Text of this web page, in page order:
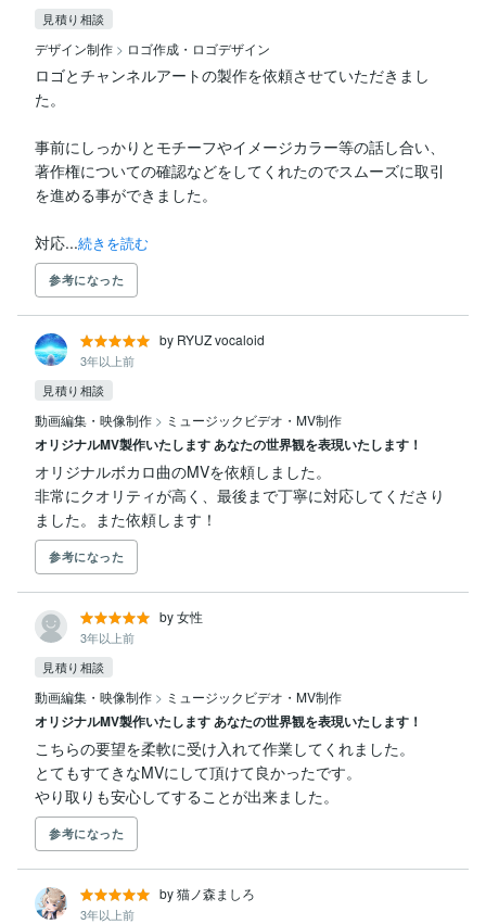
見積り相談
デザイン制作 > ロゴ作成・ロゴデザイン
ロゴとチャンネルアートの製作を依頼させていただきまし
た。
事前にしっかりとモチーフやイメージカラー等の話し合い、
著作権についての確認などをしてくれたのでスムーズに取引
を進める事ができました。
対応...続きを読む
参考になった
by RYUZ vocaloid
3年以上前
見積り相談
動画編集・映像制作 > ミュージックビデオ・MV制作
オリジナルMV製作いたします あなたの世界観を表現いたします！
オリジナルボカロ曲のMVを依頼しました。
非常にクオリティが高く、最後まで丁寧に対応してくださり
ました。また依頼します！
参考になった
by 女性
3年以上前
見積り相談
動画編集・映像制作 > ミュージックビデオ・MV制作
オリジナルMV製作いたします あなたの世界観を表現いたします！
こちらの要望を柔軟に受け入れて作業してくれました。
とてもすてきなMVにして頂けて良かったです。
やり取りも安心してすることが出来ました。
参考になった
by 猫ノ森ましろ
3年以上前